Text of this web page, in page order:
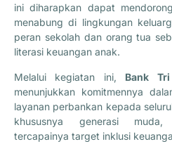
ini diharapkan dapat
menabung di lingkungan
peran sekolah dan orang tua
literasi keuangan anak.
Melalui kegiatan ini, Bank
menunjukkan komitmennya
layanan perbankan kepada
khususnya generasi
tercapainya target inklusi